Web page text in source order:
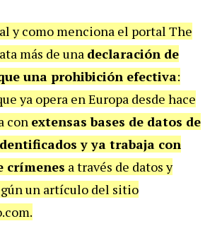
y como menciona el portal The
más de una declaración de
una prohibición efectiva:
ya opera en Europa desde hace
con extensas bases de datos de
y ya trabaja con
crímenes a través de datos y
un artículo del sitio